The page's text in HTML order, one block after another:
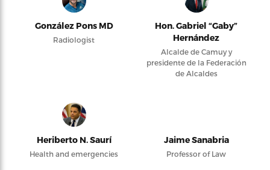
González Pons MD
Radiologist
Hon. Gabriel “Gaby”
Hernández
Alcalde de Camuy y
presidente de la Federación
de Alcaldes
Heriberto N. Saurí
Health and emergencies
Jaime Sanabria
Professor of Law